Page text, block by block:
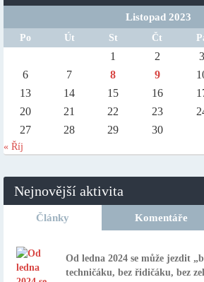
Listopad 2023
Po Út St Čt
1 2 3
6
7 8 9
13
14 15 16
20
21 22 23
27
28 29 30
« Říj
Nejnovější aktivita
Články Komentáře
Od ledna 2024 se může jezdit
techničáku, bez řidičáku, bez